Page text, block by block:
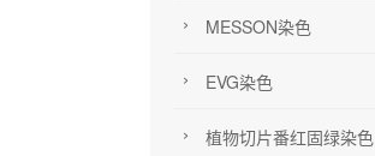
MESSON染色
EVG染色
植物切片番红固绿染色